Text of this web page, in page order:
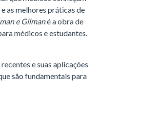
as melhores práticas de
e Gilmané a obra de
médicos e estudantes.
e suas aplicações
são fundamentais para